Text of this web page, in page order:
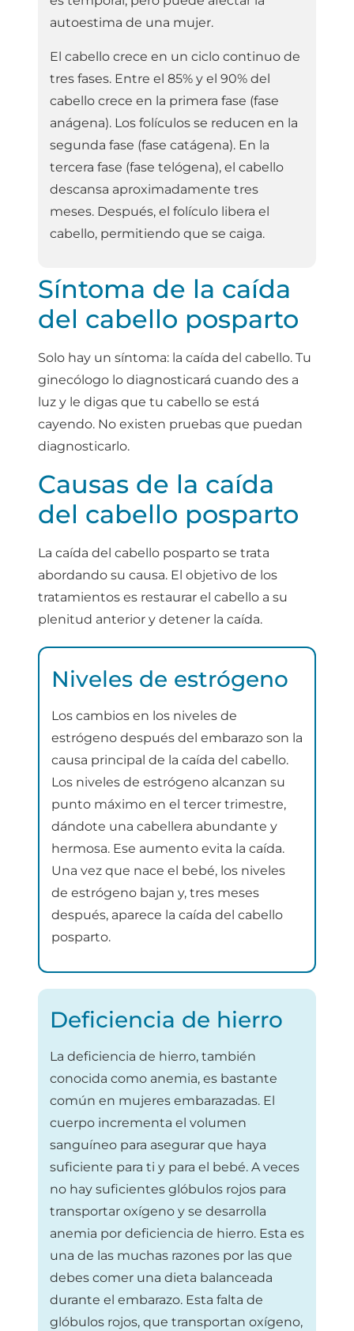
autoestima de una mujer.
El cabello crece en un ciclo continuo de
tres fases. Entre el 85% y el 90% del
cabello crece en la primera fase (fase
anágena). Los folículos se reducen en la
segunda fase (fase catágena). En la
tercera fase (fase telógena), el cabello
descansa aproximadamente tres
meses. Después, el folículo libera el
cabello, permitiendo que se caiga.
Síntoma de la caída
del cabello posparto
Solo hay un síntoma: la caída del cabello. Tu
ginecólogo lo diagnosticará cuando des a
luz y le digas que tu cabello se está
cayendo. No existen pruebas que puedan
diagnosticarlo.
Causas de la caída
del cabello posparto
La caída del cabello posparto se trata
abordando su causa. El objetivo de los
tratamientos es restaurar el cabello a su
plenitud anterior y detener la caída.
Niveles de estrógeno
Los cambios en los niveles de
estrógeno después del embarazo son la
causa principal de la caída del cabello.
Los niveles de estrógeno alcanzan su
punto máximo en el tercer trimestre,
dándote una cabellera abundante y
hermosa. Ese aumento evita la caída.
Una vez que nace el bebé, los niveles
de estrógeno bajan y, tres meses
después, aparece la caída del cabello
posparto.
Deficiencia de hierro
La deficiencia de hierro, también
conocida como anemia, es bastante
común en mujeres embarazadas. El
cuerpo incrementa el volumen
sanguíneo para asegurar que haya
suficiente para ti y para el bebé. A veces
no hay suficientes glóbulos rojos para
transportar oxígeno y se desarrolla
anemia por deficiencia de hierro. Esta es
una de las muchas razones por las que
debes comer una dieta balanceada
durante el embarazo. Esta falta de
glóbulos rojos, que transportan oxígeno,